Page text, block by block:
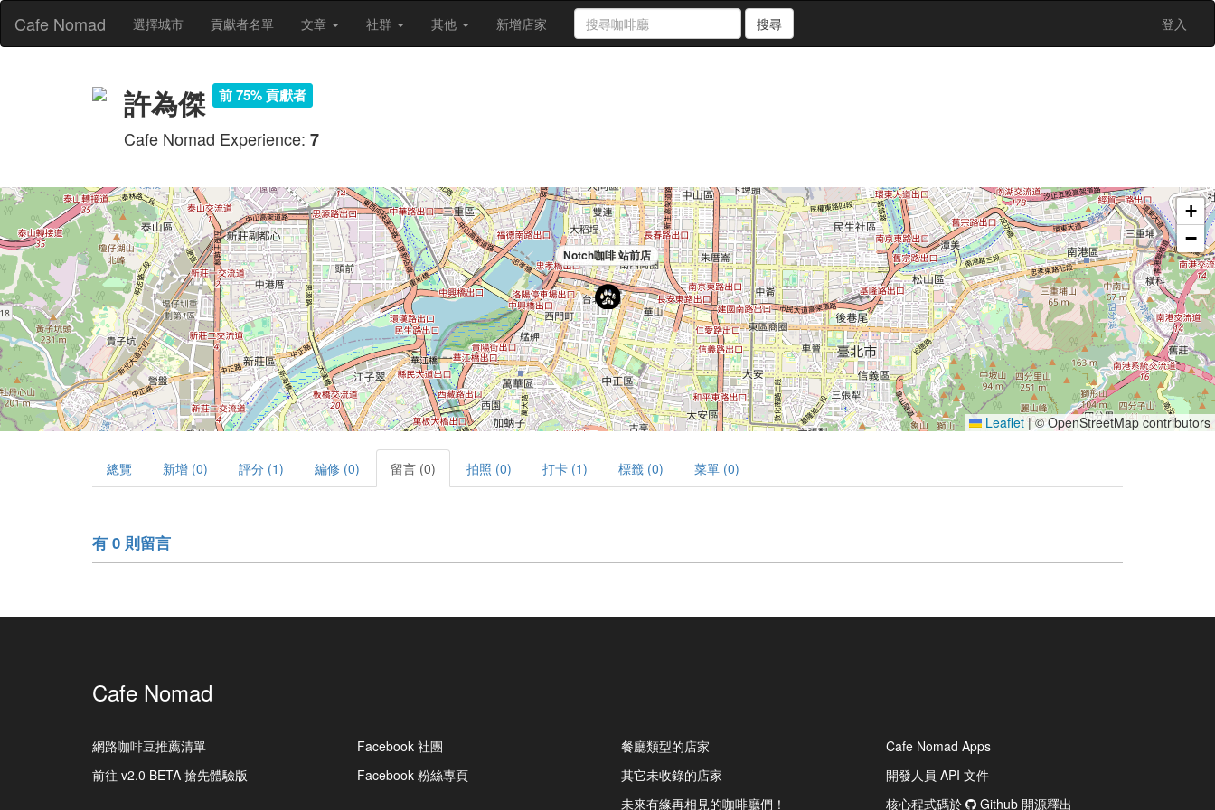
Cafe Nomad 選擇城市 貢獻者名單 文章 社群 其他 新增店家 搜尋 登入
許為傑 前 75% 貢獻者
Cafe Nomad Experience: 7
Notch咖啡 站前店
+
−
Leaflet |© OpenStreetMap contributors
總覽 新增 (0) 評分 (1) 編修 (0) 留言 (0) 拍照 (0) 打卡 (1) 標籤 (0) 菜單 (0)
有 0 則留言
Cafe Nomad
網路咖啡豆推薦清單
前往 v2.0 BETA 搶先體驗版
Facebook 社團
Facebook 粉絲專頁
餐廳類型的店家
其它未收錄的店家
未來有緣再相見的咖啡廳們！
Cafe Nomad Apps
開發人員 API 文件
核心程式碼於
Github 開源釋出